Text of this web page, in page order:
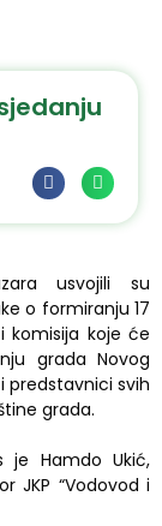
usvojili su
o formiranju 17
komisija koje će
grada Novog
predstavnici svih
grada.
je Hamdo Ukić,
JKP “Vodovod i